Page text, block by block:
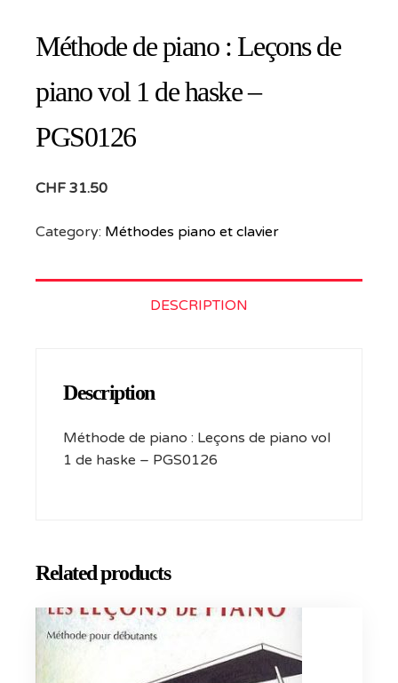
Méthode de piano : Leçons de
piano vol 1 de haske –
PGS0126
CHF 31.50
Category: Méthodes piano et clavier
DESCRIPTION
Description
Méthode de piano : Leçons de piano vol
1 de haske – PGS0126
Related products